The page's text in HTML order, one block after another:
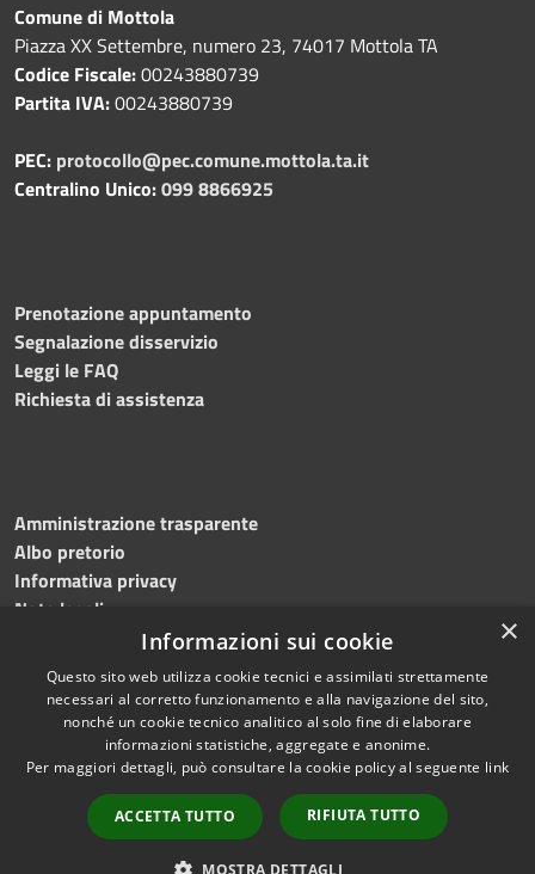
Comune di Mottola
Piazza XX Settembre, numero 23, 74017 Mottola TA
Codice Fiscale:00243880739
Partita IVA:00243880739
PEC: protocollo@pec.comune.mottola.ta.it
Centralino Unico:099 8866925
Prenotazione appuntamento
Segnalazione disservizio
Leggi le FAQ
Richiesta di assistenza
Amministrazione trasparente
Albo pretorio
Informativa privacy
Note legali
Dichiarazione di accessibilità
Accessibilità
Copyright © 2026 • Comune di
Mottola • Powered by
Municipium•
Accesso
redazione
×
Informazioni sui cookie
Questo sito web utilizza cookie tecnici e assimilati strettamente
necessari al corretto funzionamento e alla navigazione del sito,
nonché un cookie tecnico analitico al solo fine di elaborare
informazioni statistiche, aggregate e anonime.
Per maggiori dettagli, può consultare la cookie policy al seguente link
ACCETTA TUTTO RIFIUTA TUTTO
MOSTRA DETTAGLI